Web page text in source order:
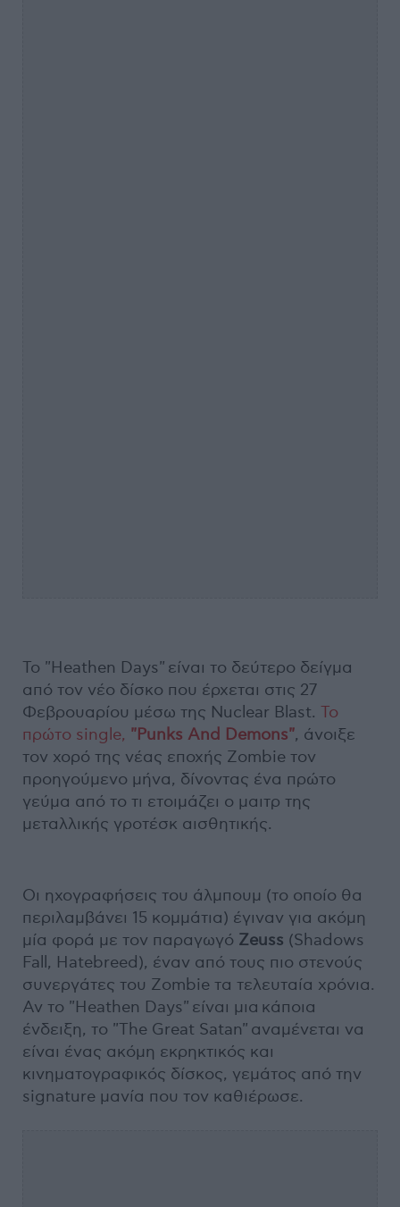
Το "Heathen Days" είναι το δεύτερο δείγμα
από τον νέο δίσκο που έρχεται στις 27
Φεβρουαρίου μέσω της Nuclear Blast. Το
πρώτο single, "Punks And Demons", άνοιξε
τον χορό της νέας εποχής Zombie τον
προηγούμενο μήνα, δίνοντας ένα πρώτο
γεύμα από το τι ετοιμάζει ο μαιτρ της
μεταλλικής γροτέσκ αισθητικής.
Οι ηχογραφήσεις του άλμπουμ (το οποίο θα
περιλαμβάνει 15 κομμάτια) έγιναν για ακόμη
μία φορά με τον παραγωγό Zeuss (Shadows
Fall, Hatebreed), έναν από τους πιο στενούς
συνεργάτες του Zombie τα τελευταία χρόνια.
Αν το "Heathen Days" είναι μια κάποια
ένδειξη, το "The Great Satan" αναμένεται να
είναι ένας ακόμη εκρηκτικός και
κινηματογραφικός δίσκος, γεμάτος από την
signature μανία που τον καθιέρωσε.